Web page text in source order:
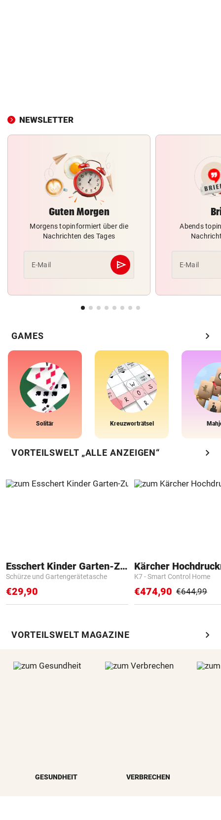
NEWSLETTER
Guten Morgen
Morgens topinformiert über die
Nachrichten des Tages
E-Mail send
Abschicken
Abends
E-Mail
GAMES chevron_right
Solitär Kreuzworträtsel
VORTEILSWELT „ALLE ANZEIGEN“ chevron_right
Esschert Kinder Garten-Zubehör
Schürze und Gartengerätetasche
€29,90
Kärcher
K7 - Smart Control Home
€474,90 €644,99
VORTEILSWELT MAGAZINE chevron_right
GESUNDHEIT VERBRECHEN